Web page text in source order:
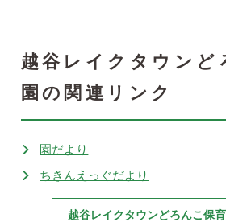
越谷レイクタウンど
園の関連リンク
園だより
ちきんえっぐだより
越谷レイクタウンどろんこ保